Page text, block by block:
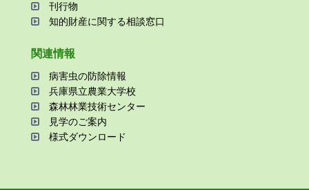
刊⾏物
知的財産に関する相談窓⼝
関連情報
病害⾍の防除情報
兵庫県⽴農業⼤学校
森林林業技術センター
⾒学のご案内
様式ダウンロード